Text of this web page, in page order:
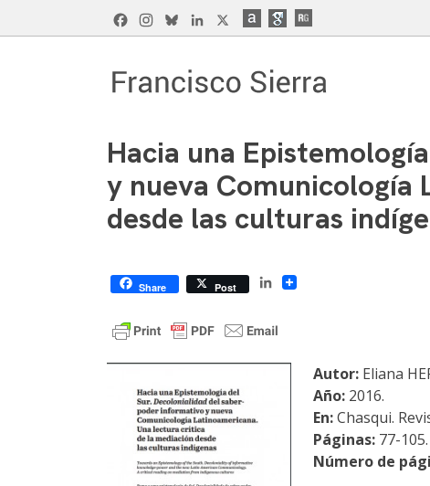
to
FacebookInstagram
BlueskyLinkedIn
Hacia una
y nueva Comunicología
desde las culturas
Share Post LinkedIn
Autor: Eliana
Año: 2016.
En:Chasqui.
Páginas: 77-105.
Número de